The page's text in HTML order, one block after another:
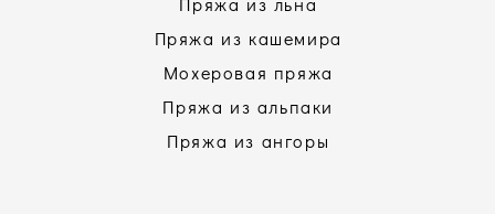
Пряжа из кашемира
Мохеровая пряжа
Пряжа из альпаки
Пряжа из ангоры